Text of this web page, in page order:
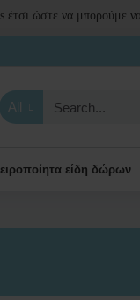
έτσι ώστε να μπορούμε
All
είδη δώρων